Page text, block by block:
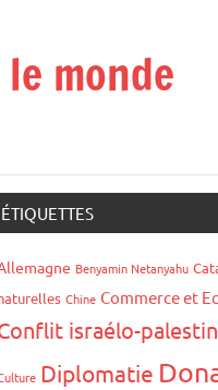
monde
ÉTIQUETTES
Benyamin Netanyahu
Chine Commerce et
israélo-
Diplomatie